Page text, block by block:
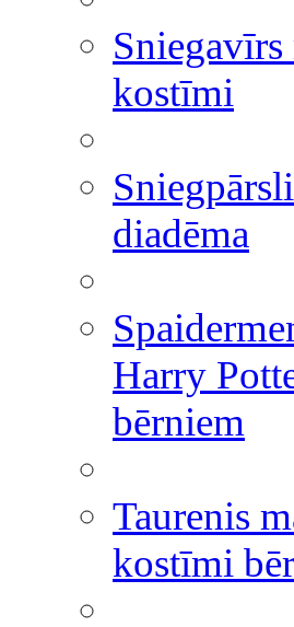
Sniegavīrs
kostīmi
diadēma
Harry
bērniem
Taurenis
kostīmi